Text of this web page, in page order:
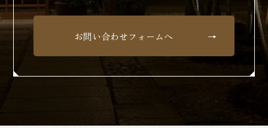
お問い合わせフォームへ